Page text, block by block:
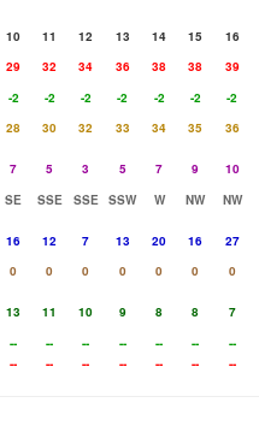
10 11 12 13 14 15 16
29 32 34 36 38 38 39
-2 -2 -2 -2 -2 -2 -2
28 30 32 33 34 35 36
7 5 3 5 7 9 10
SE SSE SSE SSW W NW NW
16 12 7 13 20 16 27
0 0 0 0 0 0 0
13 11 10 9 8 8 7
-- -- -- -- -- -- --
-- -- -- -- -- -- --